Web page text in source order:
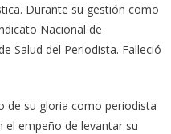
Durante su gestión como
Nacional de
Salud del Periodista. Falleció
de su gloria como periodista
el empeño de levantar su